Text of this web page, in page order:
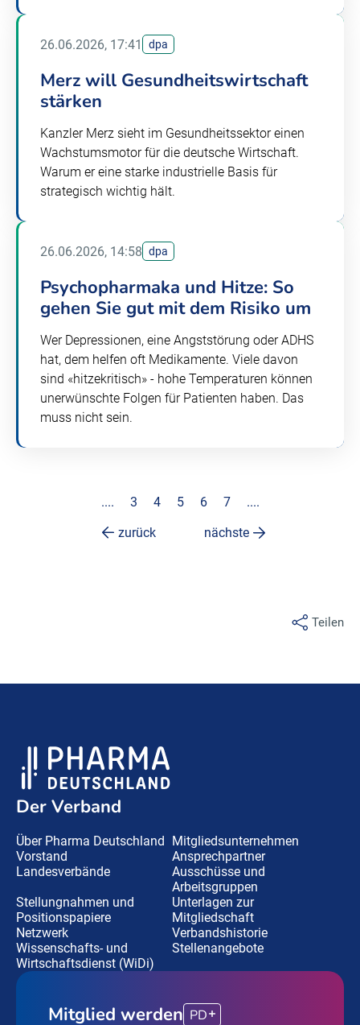
26.06.2026, 17:41 dpa
Merz will Gesundheitswirtschaft
stärken
Kanzler Merz sieht im Gesundheitssektor einen
Wachstumsmotor für die deutsche Wirtschaft.
Warum er eine starke industrielle Basis für
strategisch wichtig hält.
26.06.2026, 14:58 dpa
Psychopharmaka und Hitze: So
gehen Sie gut mit dem Risiko um
Wer Depressionen, eine Angststörung oder ADHS
hat, dem helfen oft Medikamente. Viele davon
sind «hitzekritisch» - hohe Temperaturen können
unerwünschte Folgen für Patienten haben. Das
muss nicht sein.
zurück
.... 3 4 5 6 7
....
nächste
Teilen
Der Verband
Über Pharma Deutschland Mitgliedsunternehmen
Vorstand
Ansprechpartner
Landesverbände
Ausschüsse und
Arbeitsgruppen
Stellungnahmen und
Positionspapiere
Unterlagen zur
Mitgliedschaft
Netzwerk
Verbandshistorie
Wissenschafts- und
Wirtschaftsdienst (WiDi)
Stellenangebote
Mitglied werden PD